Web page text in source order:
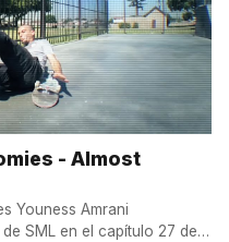
- Almost
Youness Amrani
SML en el capítulo 27 de